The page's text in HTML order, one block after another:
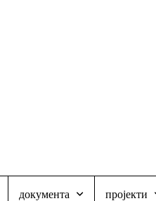
документа пројекти